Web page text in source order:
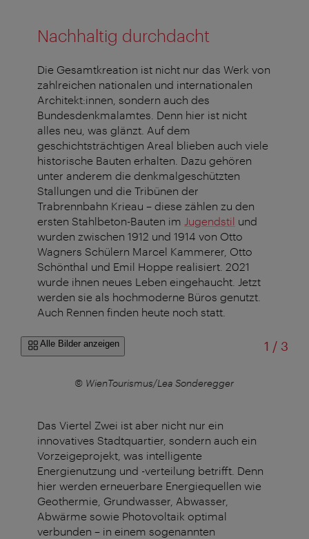
Nachhaltig durchdacht
Die Gesamtkreation ist nicht nur das Werk von
zahlreichen natio­na­len und internationalen
Architekt:innen, sondern auch des
Bundesdenkmalamtes. Denn hier ist nicht
alles neu, was glänzt. Auf dem
geschichtsträchtigen Areal blieben auch viele
historische Bauten erhalten. Dazu gehören
unter anderem die denkmal­geschützten
Stallungen und die Tribünen der
Trabrennbahn Krieau – diese zählen zu den
ersten Stahlbeton-Bauten im Jugendstil und
wurden zwischen 1912 und 1914 von Otto
Wagners Schülern Marcel Kammerer, Otto
Schönthal und Emil Hoppe realisiert. 2021
wurde ihnen neues Leben eingehaucht. Jetzt
werden sie als hochmoderne Büros genutzt.
Auch Rennen finden heute noch statt.
Alle Bilder anzeigen 1 /von
3
© WienTourismus/Lea Sonderegger
Das Viertel Zwei ist aber nicht nur ein
innovatives Stadtquartier, sondern auch ein
Vorzeigeprojekt, was intelligente
Energienutzung und -verteilung betrifft. Denn
hier werden erneuerbare Energiequellen wie
Geothermie, Grundwasser, Abwasser,
Abwärme sowie Photovoltaik optimal
verbunden – in einem sogenannten